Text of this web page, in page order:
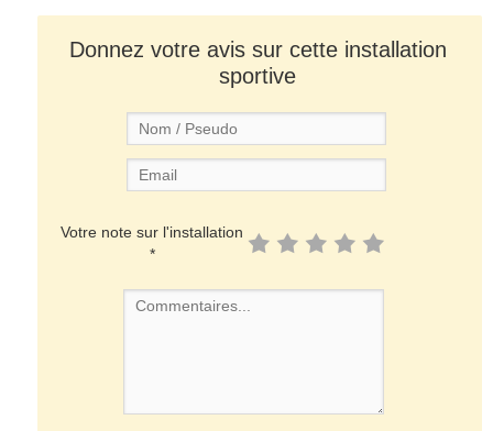
Donnez votre avis sur cette installation
sportive
Votre note sur l'installation
*